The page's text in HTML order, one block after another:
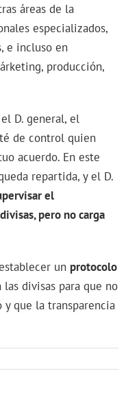
áreas de la
especializados,
e incluso en
producción,
D. general, el
de control quien
acuerdo. En este
repartida, y el D.
el
pero no carga
un protocolo
divisas para que no
y que la transparencia